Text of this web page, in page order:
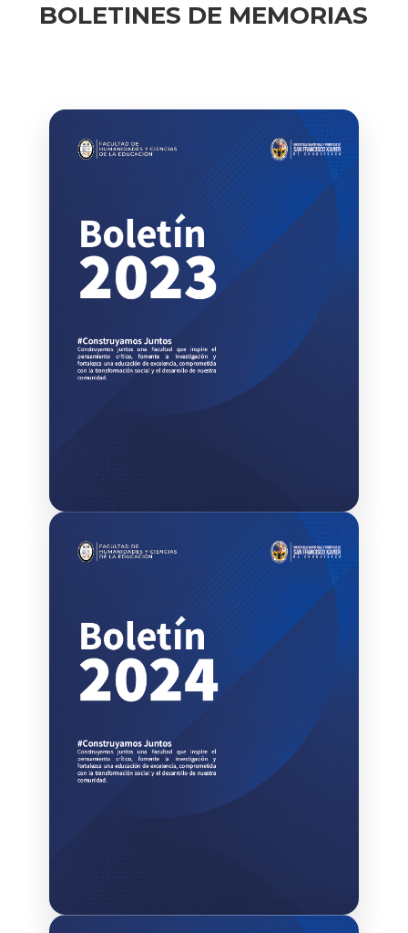
BOLETINES DE MEMORIAS